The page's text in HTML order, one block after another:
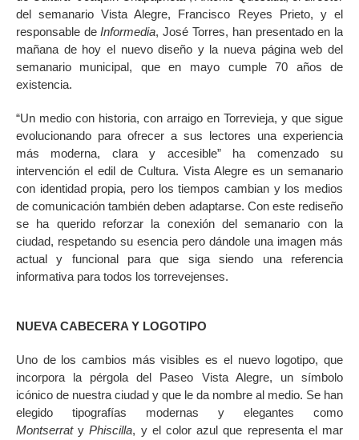
del semanario Vista Alegre, Francisco Reyes Prieto, y el
responsable deInformedia, José Torres, han presentado en la
mañana de hoy el nuevo diseño y la nueva página web del
semanario municipal, que en mayo cumple 70 años de
existencia.
“Un medio con historia, con arraigo en Torrevieja, y que sigue
evolucionando para ofrecer a sus lectores una experiencia
más moderna, clara y accesible” ha comenzado su
intervención el edil de Cultura. Vista Alegre es un semanario
con identidad propia, pero los tiempos cambian y los medios
de comunicación también deben adaptarse. Con este rediseño
se ha querido reforzar la conexión del semanario con la
ciudad, respetando su esencia pero dándole una imagen más
actual y funcional para que siga siendo una referencia
informativa para todos los torrevejenses.
NUEVA CABECERA Y LOGOTIPO
Uno de los cambios más visibles es el nuevo logotipo, que
incorpora la pérgola del Paseo Vista Alegre, un símbolo
icónico de nuestra ciudad y que le da nombre al medio. Se han
elegido tipografías modernas y elegantes como
Montserraty Phiscilla, y el color azul que representa el mar